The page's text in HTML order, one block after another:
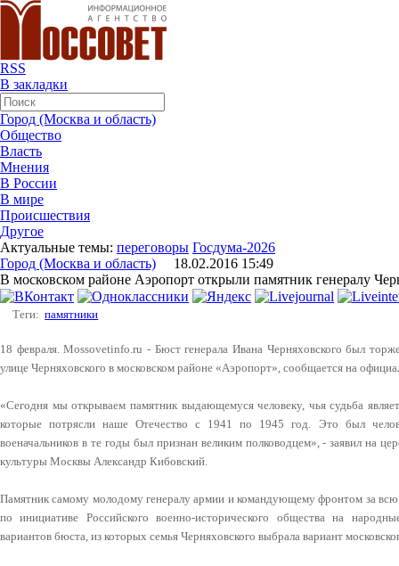
RSS
В закладки
Город (Москва и область)
Общество
Власть
Мнения
В России
В мире
Происшествия
Другое
Актуальные темы: переговоры Госдума-2026
Город (Москва и область) 18.02.2016 15:49
В московском районе Аэропорт открыли памятник генералу
Теги: памятники
18 февраля. Mossovetinfo.ru - Бюст генерала Ивана Черняховского был
улице Черняховского в московском районе «Аэропорт», сообщается на
«Сегодня мы открываем памятник выдающемуся человеку, чья судьба
которые потрясли наше Отечество с 1941 по 1945 год. Это был
военачальников в те годы был признан великим полководцем», - заявил на
культуры Москвы Александр Кибовский.
Памятник самому молодому генералу армии и командующему фронтом за
по инициативе Российского военно-исторического общества на
вариантов бюста, из которых семья Черняховского выбрала вариант